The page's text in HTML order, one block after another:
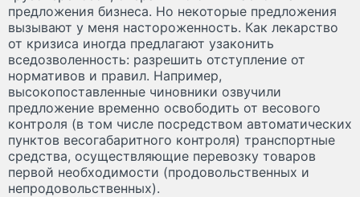
предложения бизнеса. Но некоторые предложения
вызывают у меня настороженность. Как лекарство
от кризиса иногда предлагают узаконить
вседозволенность: разрешить отступление от
нормативов и правил. Например,
высокопоставленные чиновники озвучили
предложение временно освободить от весового
контроля (в том числе посредством автоматических
пунктов весогабаритного контроля) транспортные
средства, осуществляющие перевозку товаров
первой необходимости (продовольственных и
непродовольственных).